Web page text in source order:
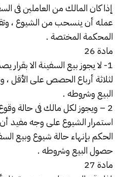
إذا كان المالك من العاملين فى
عمله أن ينسحب من الشيوع ،
المحكمة المختصة .
مادة 26
1- لا يجوز بيع السفينة الا بقرار
لثلاثة أرباع الحصص على الأقل ،
البيع وشروطه .
2 – ويجوز لكل مالك فى حالة
استمرار الشيوع على وجه
الحكم بإنهاء حالة شيوع وبيع
حصول البيع وشروطه .
مادة 27